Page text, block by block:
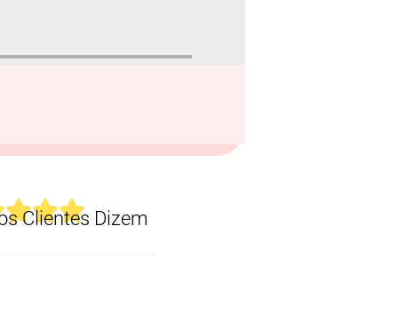
Clientes Dizem